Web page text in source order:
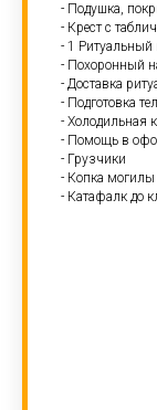
- Подушка,
- Крест с
- 1 Ритуальный
- Похоронный
- Доставка
- Подготовка
- Холодильная
- Помощь в
- Грузчики
- Копка могилы
- Катафалк до